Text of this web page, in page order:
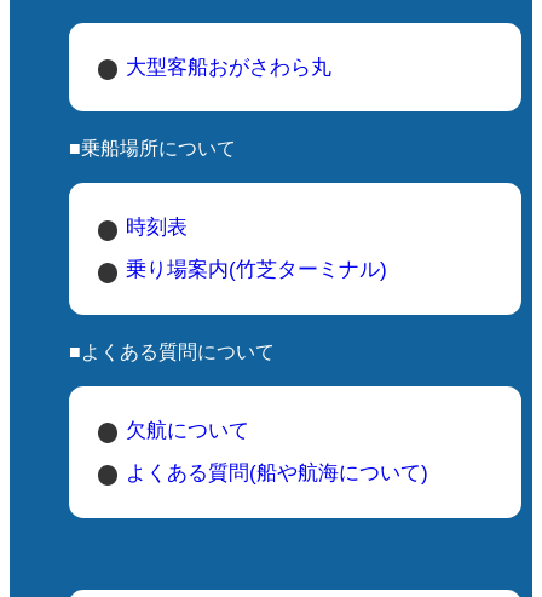
大型客船おがさわら丸
■乗船場所について
時刻表
乗り場案内(竹芝ターミナル)
■よくある質問について
欠航について
よくある質問(船や航海について)